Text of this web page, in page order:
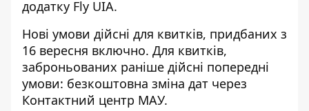
додатку Fly UIA.
Нові умови дійсні для квитків, придбаних з
16 вересня включно. Для квитків,
заброньованих раніше дійсні попередні
умови: безкоштовна зміна дат через
Контактний центр МАУ.